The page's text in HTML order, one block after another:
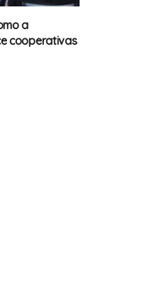
a
cooperativas